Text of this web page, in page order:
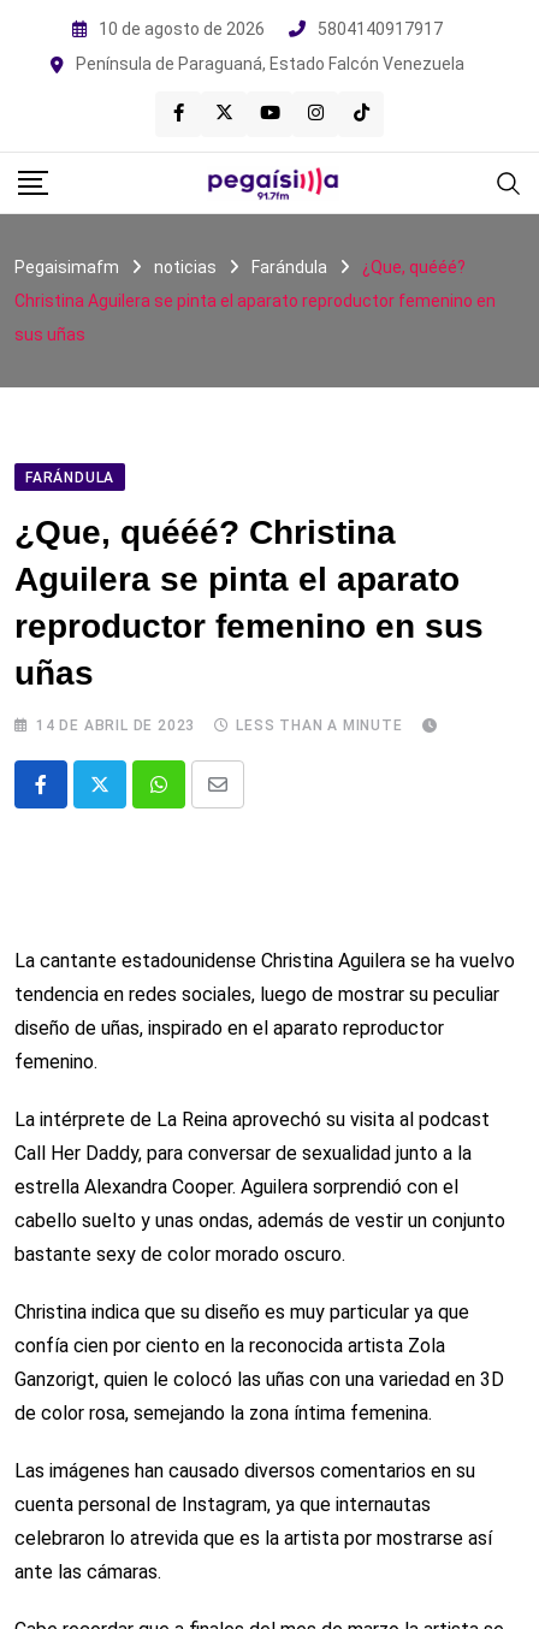
10 de agosto de 2026
5804140917917
Península de Paraguaná, Estado Falcón Venezuela
Pegaisimafm noticias Farándula
¿Que, quééé?
Christina Aguilera se pinta el aparato reproductor femenino en
sus uñas
FARÁNDULA
¿Que, quééé? Christina
Aguilera se pinta el aparato
reproductor femenino en sus
uñas
14 DE ABRIL DE 2023 LESS THAN A MINUTE
WhatsappComparte
La cantante estadounidense Christina Aguilera se ha vuelvo
tendencia en redes sociales, luego de mostrar su peculiar
diseño de uñas, inspirado en el aparato reproductor
femenino.
La intérprete de La Reina aprovechó su visita al podcast
Call Her Daddy, para conversar de sexualidad junto a la
estrella Alexandra Cooper. Aguilera sorprendió con el
cabello suelto y unas ondas, además de vestir un conjunto
bastante sexy de color morado oscuro.
Christina indica que su diseño es muy particular ya que
confía cien por ciento en la reconocida artista Zola
Ganzorigt, quien le colocó las uñas con una variedad en 3D
de color rosa, semejando la zona íntima femenina.
Las imágenes han causado diversos comentarios en su
cuenta personal de Instagram, ya que internautas
celebraron lo atrevida que es la artista por mostrarse así
ante las cámaras.